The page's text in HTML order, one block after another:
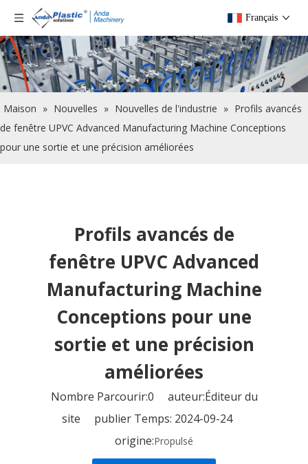
Français
Maison » Nouvelles » Nouvelles de l'industrie » Profils avancés
de fenêtre UPVC Advanced Manufacturing Machine Conceptions
pour une sortie et une précision améliorées
Profils avancés de
fenêtre UPVC Advanced
Manufacturing Machine
Conceptions pour une
sortie et une précision
améliorées
Nombre Parcourir:0 auteur:Éditeur du
site publier Temps: 2024-09-24
origine:Propulsé